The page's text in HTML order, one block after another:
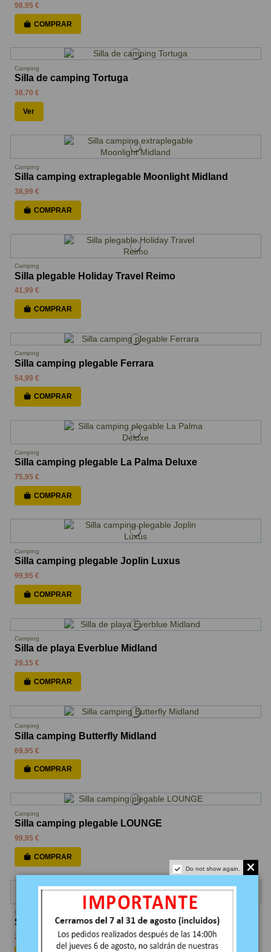
98,95 €
COMPRAR
Camping
Silla de camping Tortuga
38,70 €
Ver
Camping
Silla camping extraplegable Moonlight Midland
38,99 €
COMPRAR
Camping
Silla plegable Holiday Travel Reimo
41,99 €
COMPRAR
Camping
Silla camping plegable Ferrara
54,99 €
COMPRAR
Camping
Silla camping plegable La Palma Deluxe
75,95 €
COMPRAR
Camping
Silla camping plegable Joplin Luxus
99,95 €
COMPRAR
Camping
Silla de playa Everblue Midland
29,15 €
COMPRAR
Camping
Silla camping Butterfly Midland
69,95 €
COMPRAR
Camping
Silla camping plegable LOUNGE
99,95 €
COMPRAR
Camping
Silla infantil camping Kampa. Unicorns
27,95 €
Do not show again.